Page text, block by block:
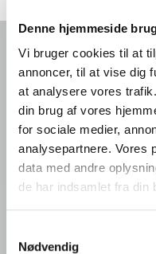
Denne hjemmeside
Vi bruger cookies til at
annoncer, til at vise dig
at analysere vores
din brug af vores
for sociale medier,
analysepartnere. Vores
data med andre
de har indsamlet fra din
Nødvendig
Forside
Foodservice: Produkter
Produkt
Ardo NV Denmark
Filial af Ardo NV, Belgien
Romsøvej 25
VAT: DK44135426